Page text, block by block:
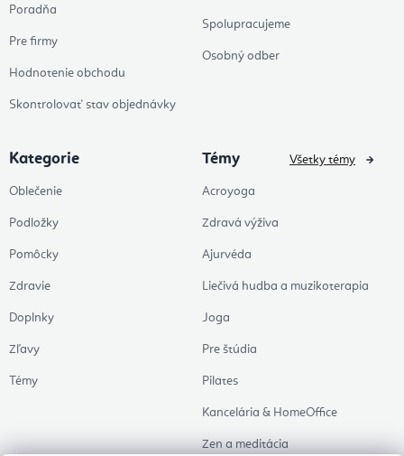
Poradňa
Pre firmy
Hodnotenie obchodu
Skontrolovať stav objednávky
Spolupracujeme
Osobný odber
Kategorie
Oblečenie
Podložky
Pomôcky
Zdravie
Doplnky
Zľavy
Témy
Témy
Acroyoga
Zdravá výživa
Ajurvéda
Liečivá hudba a muzikoterapia
Joga
Pre štúdia
Pilates
Kancelária & HomeOffice
Zen a meditácia
Všetky témy